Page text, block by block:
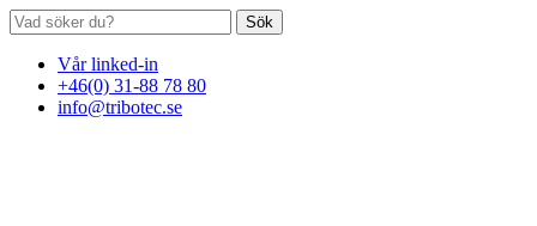
Sök
Vår linked-in
+46(0) 31-88 78 80
info@tribotec.se